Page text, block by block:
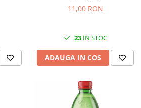
11,00 RON
23IN STOC
ADAUGA IN COS